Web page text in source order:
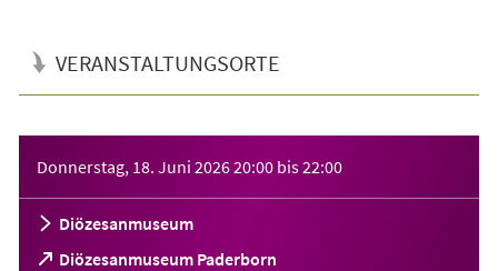
VERANSTALTUNGSORTE
Donnerstag, 18. Juni 202620:00 bis22:00
Diözesanmuseum
Diözesanmuseum Paderborn
(Öffnet